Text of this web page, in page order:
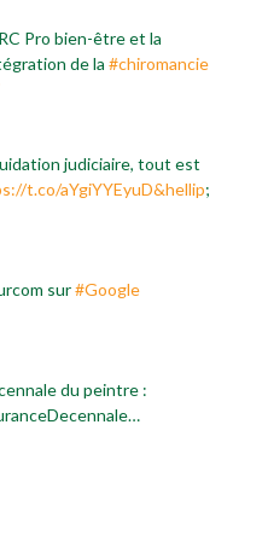
Pro bien-être et la
de la#chiromancie
judiciaire, tout est
t.co/aYgiYYEyuD&hellip;
sur#Google
du peintre :